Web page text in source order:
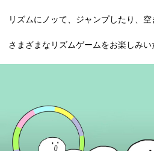
リズムにノッて、ジャンプしたり、空
さまざまなリズムゲームをお楽しみい